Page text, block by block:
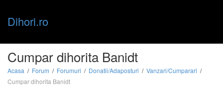
Dihori.ro
Cumpar dihorita Banidt
Acasa Forum Forumuri Donatii/Adaposturi
Vanzari/Cumparari
Cumpar dihorita Banidt